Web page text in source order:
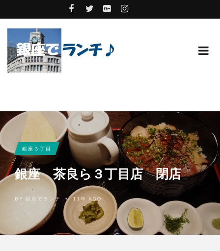
銀座３丁目
銀座 茶良ら３丁目店 閉店
BY 銀座でランチ •11年 AGO